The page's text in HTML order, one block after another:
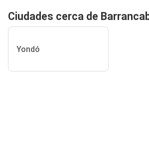
Ciudades cerca de
Yondó